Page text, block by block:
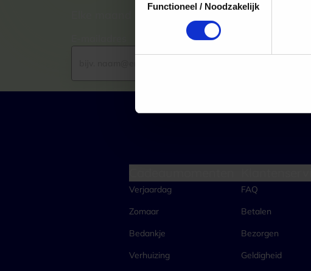
Functioneel / Noodzakelijk
Elke maand kiezen wij een winnaar uit alle
Verjaardag
Zomaar
Bedankje
Verhuizing
FAQ
Betalen
Bezorgen
Geldigheid